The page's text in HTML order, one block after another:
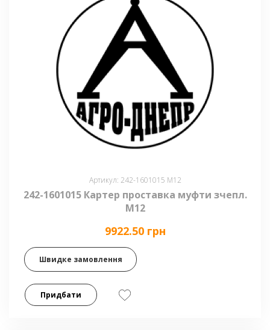
Артикул: 242-1601015 М12
242-1601015 Картер проставка муфти зчепл.
М12
9922.50 грн
Швидке замовлення
Придбати